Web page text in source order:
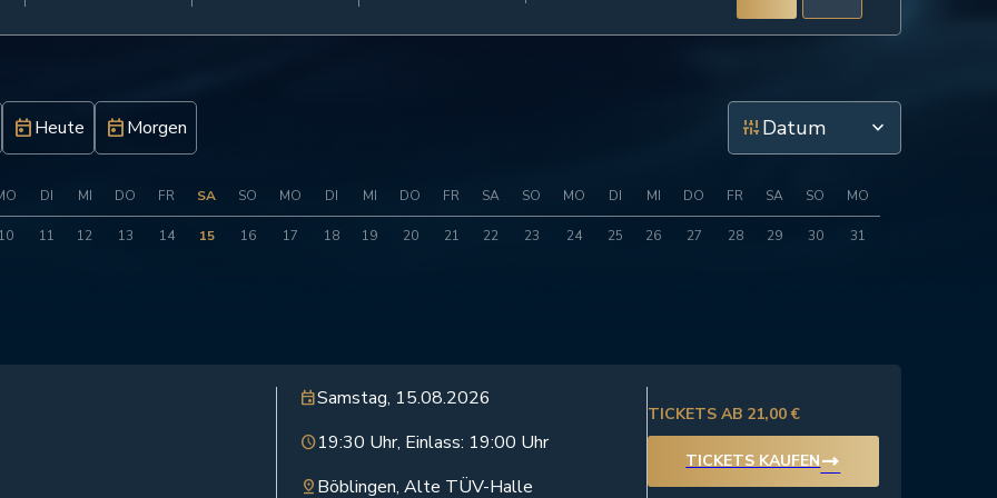
todayHeute todayMorgen instant_mix keyboard_arrow_down
10
DI
11
MI
12
DO
13
FR
14
SA
15
SO
16
MO
17
DI
18
MI
19
DO
20
FR
21
SA
22
SO
23
MO
24
DI
25
MI
26
DO
27
FR
28
SA
29
SO
30
MO
31
eventSamstag, 15.08.2026
schedule19:30 Uhr, Einlass: 19:00 Uhr
pin_drop Böblingen, Alte TÜV-Halle
TICKETS AB 21,00 €
TICKETS KAUFENtrending_flat